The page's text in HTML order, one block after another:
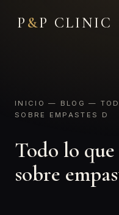
P &P CLINIC
INICIO — BLOG —
SOBRE EMPASTES D
Todo lo que
sobre